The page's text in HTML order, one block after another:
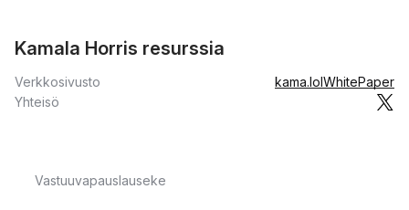
Kamala Horris resurssia
Verkkosivusto kama.lolWhitePaper
Yhteisö
Vastuuvapauslauseke